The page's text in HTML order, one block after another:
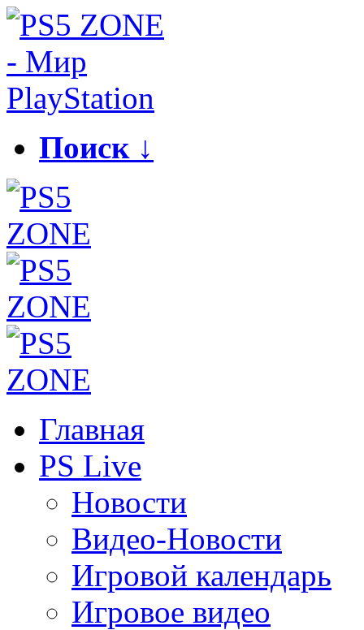
Поиск ↓
Главная
PS Live
Новости
Видео-Новости
Игровой календарь
Игровое видео